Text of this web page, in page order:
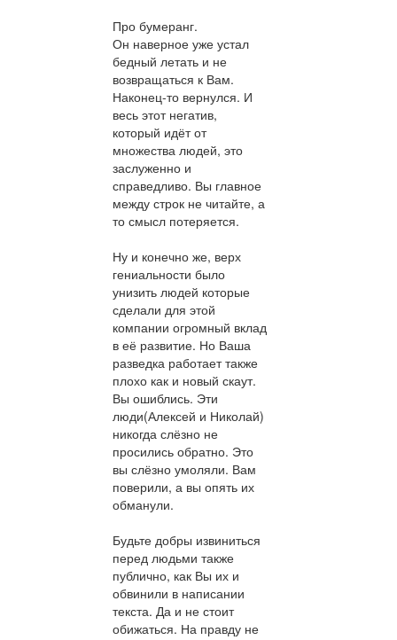
Про бумеранг.
Он наверное уже устал
бедный летать и не
возвращаться к Вам.
Наконец-то вернулся. И
весь этот негатив,
который идёт от
множества людей, это
заслуженно и
справедливо. Вы главное
между строк не читайте, а
то смысл потеряется.
Ну и конечно же, верх
гениальности было
унизить людей которые
сделали для этой
компании огромный вклад
в её развитие. Но Ваша
разведка работает также
плохо как и новый скаут.
Вы ошиблись. Эти
люди(Алексей и Николай)
никогда слёзно не
просились обратно. Это
вы слёзно умоляли. Вам
поверили, а вы опять их
обманули.
Будьте добры извиниться
перед людьми также
публично, как Вы их и
обвинили в написании
текста. Да и не стоит
обижаться. На правду не